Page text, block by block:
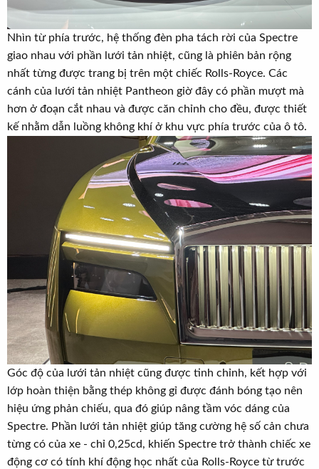
Nhìn từ phía trước, hệ thống đèn pha tách rời của Spectre
giao nhau với phần lưới tản nhiệt, cũng là phiên bản rộng
nhất từng được trang bị trên một chiếc Rolls-Royce. Các
cánh của lưới tản nhiệt Pantheon giờ đây có phần mượt mà
hơn ở đoạn cắt nhau và được căn chỉnh cho đều, được thiết
kế nhằm dẫn luồng không khí ở khu vực phía trước của ô tô.
Góc độ của lưới tản nhiệt cũng được tinh chỉnh, kết hợp với
lớp hoàn thiện bằng thép không gỉ được đánh bóng tạo nên
hiệu ứng phản chiếu, qua đó giúp nâng tầm vóc dáng của
Spectre. Phần lưới tản nhiệt giúp tăng cường hệ số cản chưa
từng có của xe - chỉ 0,25cd, khiến Spectre trở thành chiếc xe
động cơ có tính khí động học nhất của Rolls-Royce từ trước